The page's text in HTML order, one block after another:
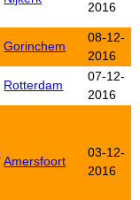
2016
Gorinchem
08-12-
2016
Rotterdam
07-12-
2016
Amersfoort
03-12-
2016